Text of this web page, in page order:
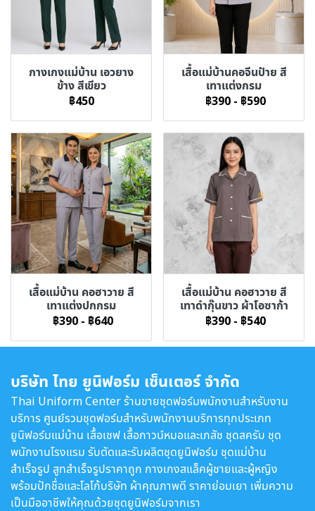
กางเกงแม่บ้าน เอวยาง
ข้าง สีเขียว
฿450
เสื้อแม่บ้านคอจีนป้าย สี
เทาแต่งกรม
฿390 - ฿590
เสื้อแม่บ้าน คอฮาวาย สี
เทาแต่งปกกรม
฿390 - ฿640
เสื้อแม่บ้าน คอฮาวาย สี
เทาดำกุ๊นขาว ผ้าโอซาก้า
฿390 - ฿540
บริษัท ไทย ยูนิฟอร์ม เซ็นเตอร์ จำกัด
Thai Uniform Center ร้านขายชุดฟอร์มพนักงานสำหรับงาน
บริการ ศูนย์รวมชุดฟอร์มสำหรับพนักงานบริการทุกประเภท
ยูนิฟอร์มแม่บ้าน เสื้อเชฟ เสื้อกาวน์หมอและเภสัช ชุดสครับ ชุด
พนักงานโรงแรม รับตัดและรับผลิตชุดยูนิฟอร์ม ชุดแม่บ้าน
สำเร็จรูป สูทสำเร็จรูปราคาถูก กางเกงสแล็คผู้ชายและผู้หญิง
พร้อมปักชื่อและโลโก้บริษัท ผ้าคุณภาพดี ราคาย่อมเยา เพิ่มความ
เป็นมืออาชีพให้คุณด้วยชุดยูนิฟอร์มจากเรา